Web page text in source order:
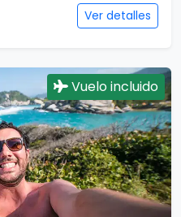
Ver detalles
Vuelo incluido